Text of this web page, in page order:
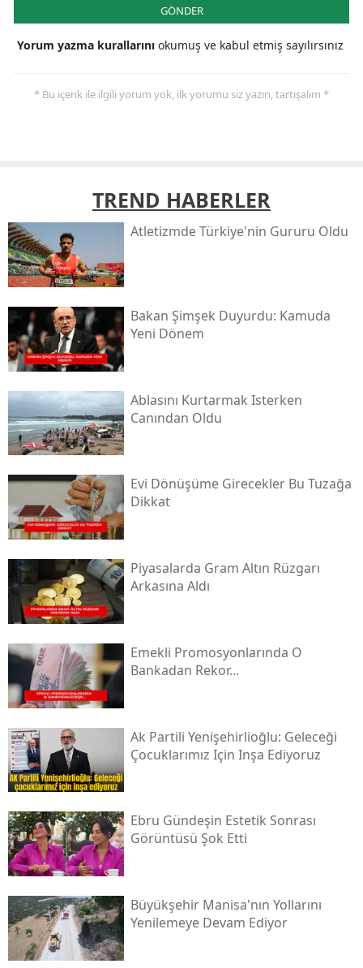
GÖNDER
Yorum yazma kurallarını okumuş ve kabul etmiş sayılırsınız
* Bu içerik ile ilgili yorum yok, ilk yorumu siz yazın, tartışalım *
TREND HABERLER
Atletizmde Türkiye'nin Gururu Oldu
Bakan Şimşek Duyurdu: Kamuda
Yeni Dönem
Ablasını Kurtarmak Isterken
Canından Oldu
Evi Dönüşüme Girecekler Bu Tuzağa
Dikkat
Piyasalarda Gram Altın Rüzgarı
Arkasına Aldı
Emekli Promosyonlarında O
Bankadan Rekor...
Ak Partili Yenişehirlioğlu: Geleceği
Çocuklarımız Için Inşa Ediyoruz
Ebru Gündeşin Estetik Sonrası
Görüntüsü Şok Etti
Büyükşehir Manisa'nın Yollarını
Yenilemeye Devam Ediyor